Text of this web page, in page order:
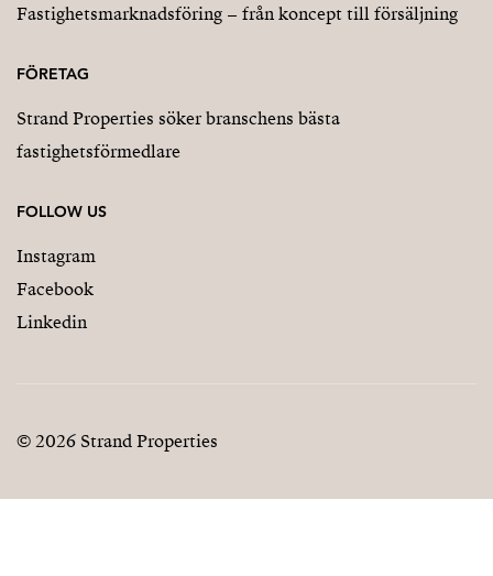
Fastighetsmarknadsföring – från koncept till försäljning
FÖRETAG
Strand Properties söker branschens bästa
fastighetsförmedlare
FOLLOW US
Instagram
Facebook
Linkedin
© 2026 Strand Properties